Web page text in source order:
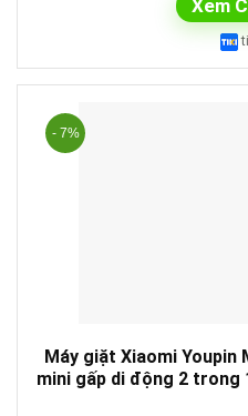
Xem
- 7%
Máy giặt Xiaomi Youpin
mini gấp di động 2 trong